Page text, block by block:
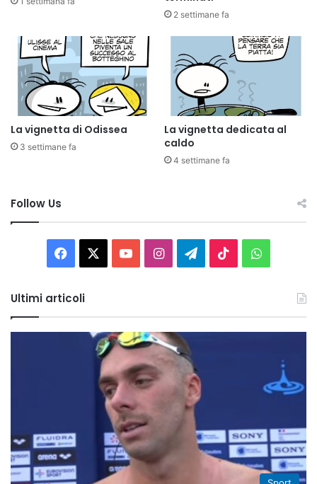
2 settimane fa
La vignetta di Odissea
3 settimane fa
La vignetta dedicata al
caldo
4 settimane fa
Follow Us
Facebook You InstagramTelegram
TikTok
Ultimi articoli